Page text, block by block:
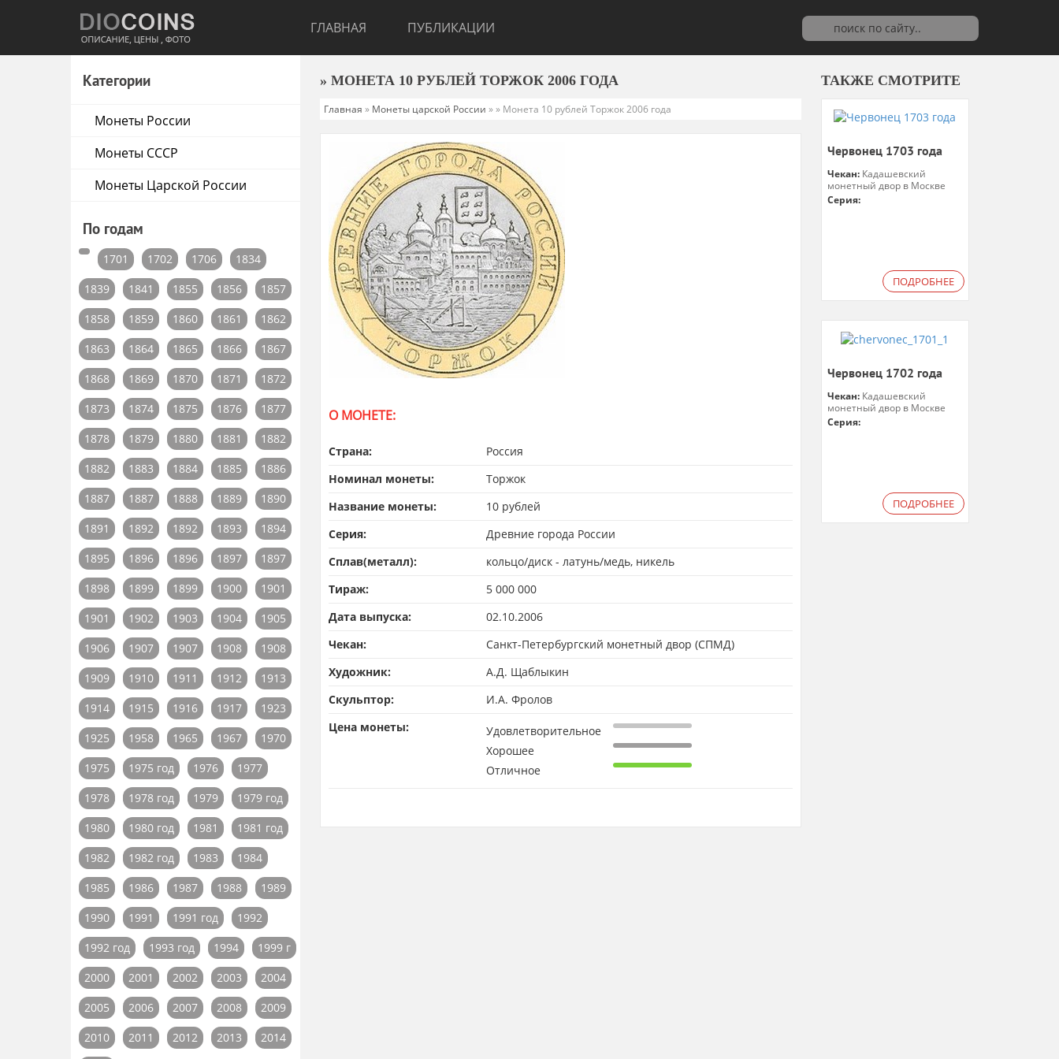
ГЛАВНАЯ ПУБЛИКАЦИИ
Категории
Монеты России
Монеты СССР
Монеты Царской России
По годам
1701 1702 1706
1834
1839
1841 1855 1856
1857
1858
1859 1860 1861
1862
1863
1864 1865 1866
1867
1868
1869 1870 1871
1872
1873
1874 1875 1876
1877
1878
1879 1880 1881
1882
1882
1883 1884 1885
1886
1887
1887 1888 1889
1890
1891
1892 1892 1893
1894
1895
1896 1896 1897
1897
1898
1899 1899 1900
1901
1901
1902 1903 1904
1905
1906
1907 1907 1908
1908
1909
1910 1911 1912
1913
1914
1915 1916 1917
1923
1925
1958 1965 1967
1970
1975
1975 год 1976
1977
1978
1978 год 1979
1979 год
1980
1980 год 1981
1981 год
1982
1982 год 1983
1984
1985
1986 1987 1988
1989
1990
1991 1991 год
1992
1992 год
1993 год 1994
1999 г
2000
2001 2002 2003
2004
2005
2006 2007 2008
2009
2010
2011 2012 2013 2014
» МОНЕТА 10 РУБЛЕЙ ТОРЖОК 2006 ГОДА
Главная » Монеты царской России »» Монета 10 рублей Торжок 2006 года
О МОНЕТЕ:
Страна:
Россия
Номинал монеты:
Торжок
Название монеты:
10 рублей
Серия:
Древние города России
Сплав(металл):
кольцо/диск - латунь/медь, никель
Тираж:
5 000 000
Дата выпуска:
02.10.2006
Чекан:
Санкт-Петербургский монетный двор (СПМД)
Художник:
А.Д. Щаблыкин
Скульптор:
И.А. Фролов
Цена монеты:
Удовлетворительное
Хорошее
Отличное
ТАКЖЕ СМОТРИТЕ
Червонец 1703 года
Чекан: Кадашевский
монетный двор в Москве
Серия:
ПОДРОБНЕЕ
Червонец 1702 года
Чекан: Кадашевский
монетный двор в Москве
Серия:
ПОДРОБНЕЕ